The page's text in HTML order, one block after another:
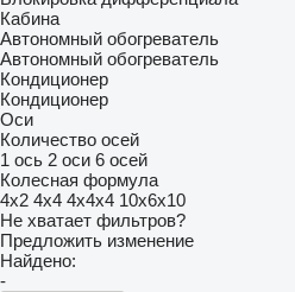
Кабина
Автономный обогреватель
Автономный обогреватель
Кондиционер
Кондиционер
Оси
Количество осей
1 ось 2 оси 6 осей
Колесная формула
4x2 4x4 4x4x4 10x6x10
Не хватает фильтров?
Предложить изменение
Найдено:
-